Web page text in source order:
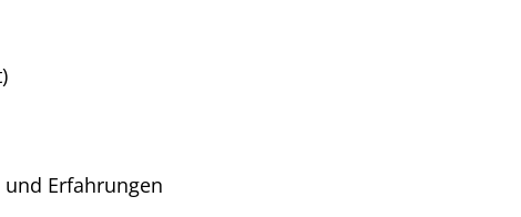
Erfahrungen